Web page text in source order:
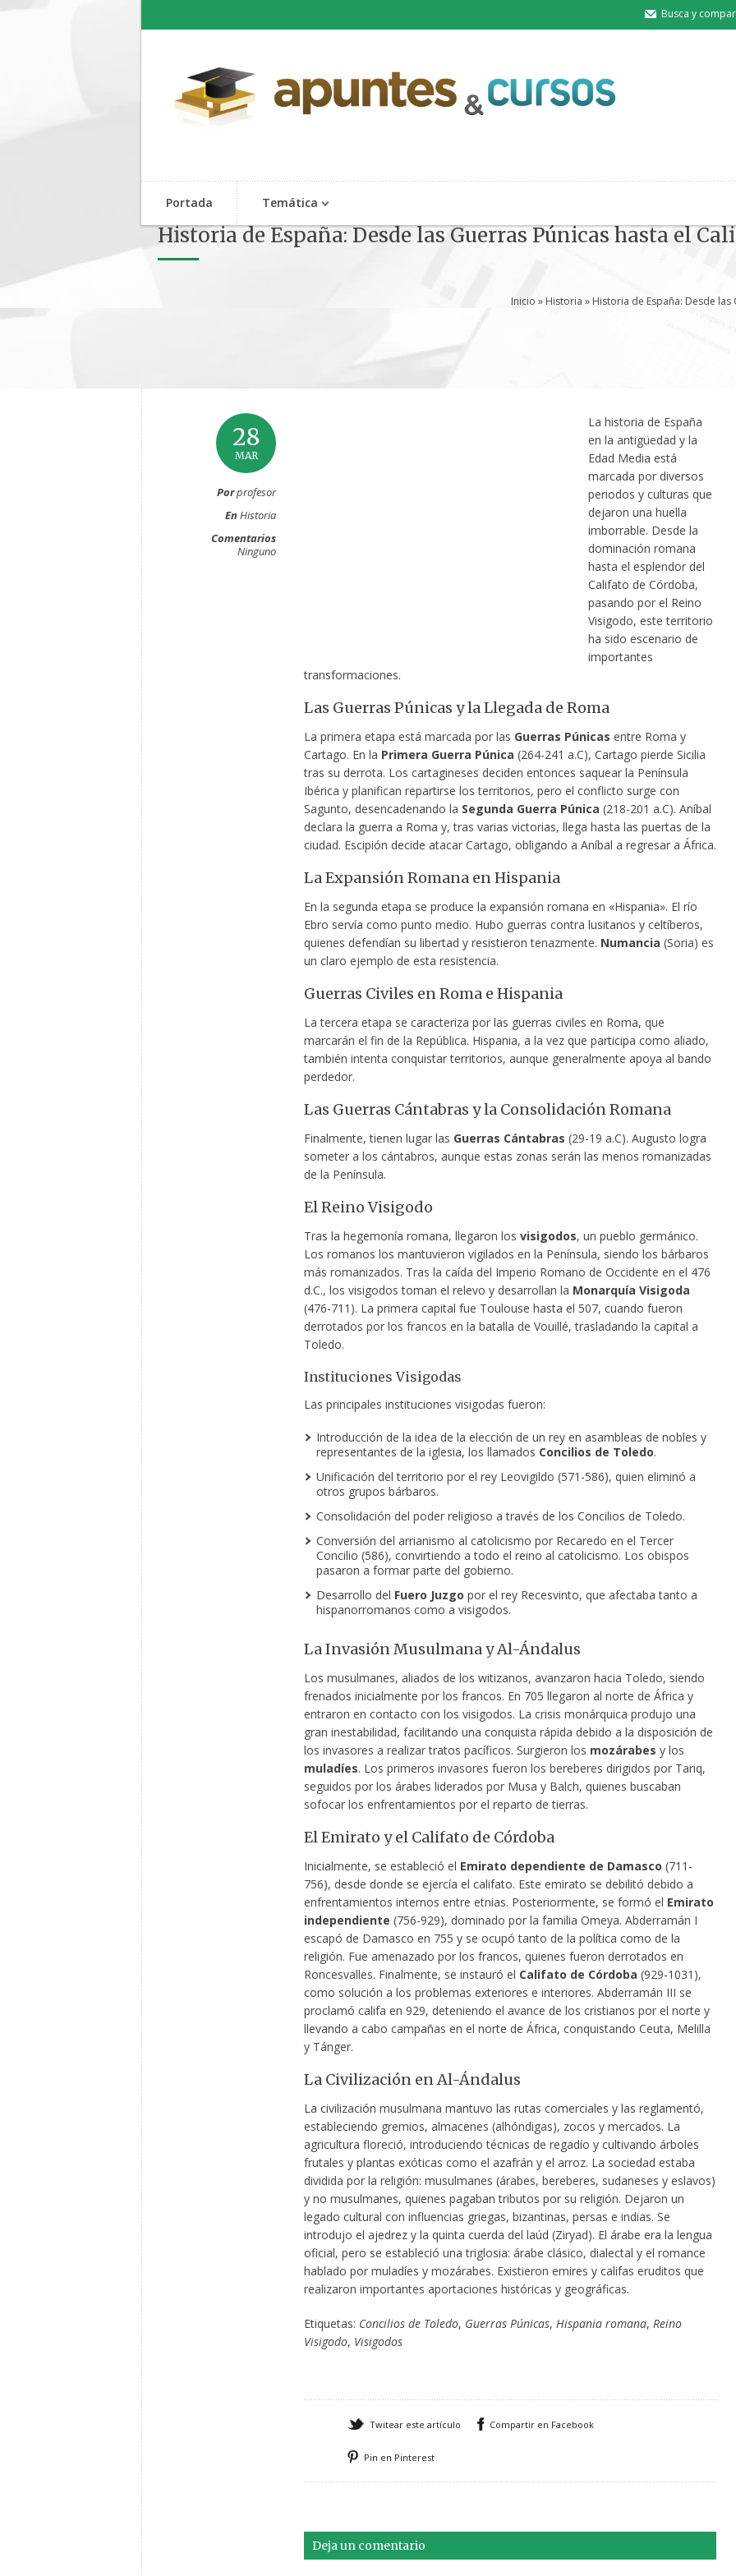
Busca y
Portada Temática
Historia de España: Desde las Guerras Púnicas hasta el
Inicio » Historia » Historia de España: Desde
28
MAR
Porprofesor
EnHistoria
Comentarios
Ninguno
La historia de España
en la antigüedad y la
Edad Media está
marcada por diversos
periodos y culturas que
dejaron una huella
imborrable. Desde la
dominación romana
hasta el esplendor del
Califato de Córdoba,
pasando por el Reino
Visigodo, este territorio
ha sido escenario de
importantes
transformaciones.
Las Guerras Púnicas y la Llegada de Roma
La primera etapa está marcada por las Guerras Púnicas entre Roma y
Cartago. En la Primera Guerra Púnica (264-241 a.C), Cartago pierde Sicilia
tras su derrota. Los cartagineses deciden entonces saquear la Península
Ibérica y planifican repartirse los territorios, pero el conflicto surge con
Sagunto, desencadenando la Segunda Guerra Púnica (218-201 a.C). Aníbal
declara la guerra a Roma y, tras varias victorias, llega hasta las puertas de la
ciudad. Escipión decide atacar Cartago, obligando a Aníbal a regresar a África.
La Expansión Romana en Hispania
En la segunda etapa se produce la expansión romana en «Hispania». El río
Ebro servía como punto medio. Hubo guerras contra lusitanos y celtíberos,
quienes defendían su libertad y resistieron tenazmente. Numancia (Soria) es
un claro ejemplo de esta resistencia.
Guerras Civiles en Roma e Hispania
La tercera etapa se caracteriza por las guerras civiles en Roma, que
marcarán el fin de la República. Hispania, a la vez que participa como aliado,
también intenta conquistar territorios, aunque generalmente apoya al bando
perdedor.
Las Guerras Cántabras y la Consolidación Romana
Finalmente, tienen lugar las Guerras Cántabras (29-19 a.C). Augusto logra
someter a los cántabros, aunque estas zonas serán las menos romanizadas
de la Península.
El Reino Visigodo
Tras la hegemonía romana, llegaron los visigodos, un pueblo germánico.
Los romanos los mantuvieron vigilados en la Península, siendo los bárbaros
más romanizados. Tras la caída del Imperio Romano de Occidente en el 476
d.C., los visigodos toman el relevo y desarrollan la Monarquía Visigoda
(476-711). La primera capital fue Toulouse hasta el 507, cuando fueron
derrotados por los francos en la batalla de Vouillé, trasladando la capital a
Toledo.
Instituciones Visigodas
Las principales instituciones visigodas fueron:
Introducción de la idea de la elección de un rey en asambleas de nobles y
representantes de la iglesia, los llamados Concilios de Toledo.
Unificación del territorio por el rey Leovigildo (571-586), quien eliminó a
otros grupos bárbaros.
Consolidación del poder religioso a través de los Concilios de Toledo.
Conversión del arrianismo al catolicismo por Recaredo en el Tercer
Concilio (586), convirtiendo a todo el reino al catolicismo. Los obispos
pasaron a formar parte del gobierno.
Desarrollo del Fuero Juzgo por el rey Recesvinto, que afectaba tanto a
hispanorromanos como a visigodos.
La Invasión Musulmana y Al-Ándalus
Los musulmanes, aliados de los witizanos, avanzaron hacia Toledo, siendo
frenados inicialmente por los francos. En 705 llegaron al norte de África y
entraron en contacto con los visigodos. La crisis monárquica produjo una
gran inestabilidad, facilitando una conquista rápida debido a la disposición de
los invasores a realizar tratos pacíficos. Surgieron los mozárabes y los
muladíes. Los primeros invasores fueron los bereberes dirigidos por Tariq,
seguidos por los árabes liderados por Musa y Balch, quienes buscaban
sofocar los enfrentamientos por el reparto de tierras.
El Emirato y el Califato de Córdoba
Inicialmente, se estableció el Emirato dependiente de Damasco (711-
756), desde donde se ejercía el califato. Este emirato se debilitó debido a
enfrentamientos internos entre etnias. Posteriormente, se formó el Emirato
independiente (756-929), dominado por la familia Omeya. Abderramán I
escapó de Damasco en 755 y se ocupó tanto de la política como de la
religión. Fue amenazado por los francos, quienes fueron derrotados en
Roncesvalles. Finalmente, se instauró el Califato de Córdoba (929-1031),
como solución a los problemas exteriores e interiores. Abderramán III se
proclamó califa en 929, deteniendo el avance de los cristianos por el norte y
llevando a cabo campañas en el norte de África, conquistando Ceuta, Melilla
y Tánger.
La Civilización en Al-Ándalus
La civilización musulmana mantuvo las rutas comerciales y las reglamentó,
estableciendo gremios, almacenes (alhóndigas), zocos y mercados. La
agricultura floreció, introduciendo técnicas de regadío y cultivando árboles
frutales y plantas exóticas como el azafrán y el arroz. La sociedad estaba
dividida por la religión: musulmanes (árabes, bereberes, sudaneses y eslavos)
y no musulmanes, quienes pagaban tributos por su religión. Dejaron un
legado cultural con influencias griegas, bizantinas, persas e indias. Se
introdujo el ajedrez y la quinta cuerda del laúd (Ziryad). El árabe era la lengua
oficial, pero se estableció una triglosia: árabe clásico, dialectal y el romance
hablado por muladíes y mozárabes. Existieron emires y califas eruditos que
realizaron importantes aportaciones históricas y geográficas.
Etiquetas: Concilios de Toledo, Guerras Púnicas, Hispania romana, Reino
Visigodo, Visigodos
Twitear este artículo Compartir en Facebook
Pin en Pinterest
Deja un comentario